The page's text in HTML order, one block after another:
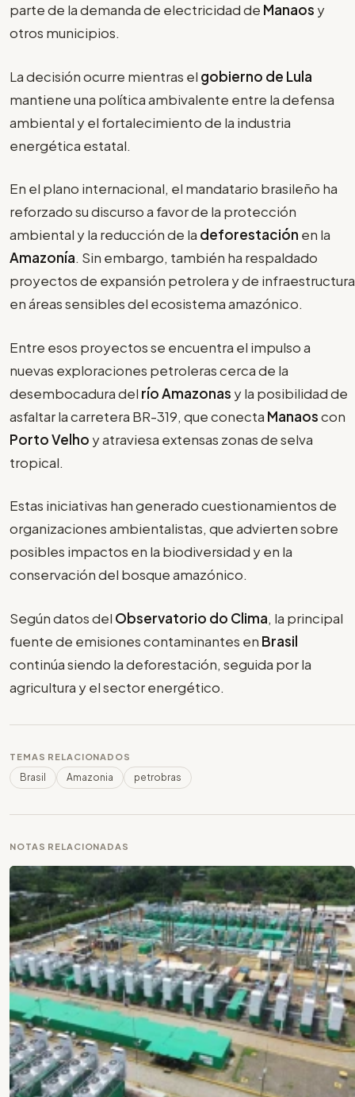
parte de la demanda de electricidad de Manaos y
otros municipios.
La decisión ocurre mientras el gobierno de Lula
mantiene una política ambivalente entre la defensa
ambiental y el fortalecimiento de la industria
energética estatal.
En el plano internacional, el mandatario brasileño ha
reforzado su discurso a favor de la protección
ambiental y la reducción de la deforestación en la
Amazonía. Sin embargo, también ha respaldado
proyectos de expansión petrolera y de infraestructura
en áreas sensibles del ecosistema amazónico.
Entre esos proyectos se encuentra el impulso a
nuevas exploraciones petroleras cerca de la
desembocadura del río Amazonas y la posibilidad de
asfaltar la carretera BR-319, que conecta Manaoscon
Porto Velho y atraviesa extensas zonas de selva
tropical.
Estas iniciativas han generado cuestionamientos de
organizaciones ambientalistas, que advierten sobre
posibles impactos en la biodiversidad y en la
conservación del bosque amazónico.
Según datos del Observatorio do Clima, la principal
fuente de emisiones contaminantes en Brasil
continúa siendo la deforestación, seguida por la
agricultura y el sector energético.
TEMAS RELACIONADOS
Brasil Amazonia petrobras
NOTAS RELACIONADAS